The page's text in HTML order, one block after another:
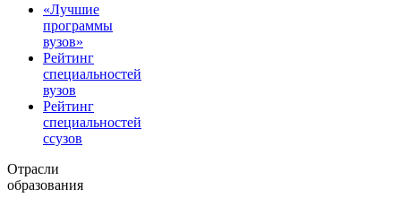
«Лучшие
программы
вузов»
Рейтинг
специальностей
вузов
Рейтинг
специальностей
ссузов
Отрасли
образования